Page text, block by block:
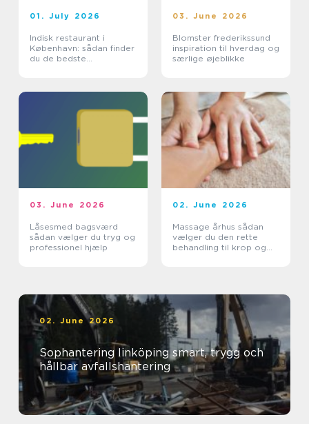
01. July 2026
Indisk restaurant i
København: sådan finder
du de bedste
03. June 2026
Blomster frederikssund
inspiration til hverdag og
særlige øjeblikke
03. June 2026
Låsesmed bagsværd
sådan vælger du tryg og
professionel hjælp
02. June 2026
Massage århus sådan
vælger du den rette
behandling til krop og
02. June 2026
Sophantering linköping smart, trygg och
hållbar avfallshantering